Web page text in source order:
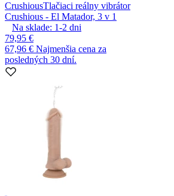
CrushiousTlačiaci reálny vibrátor
Crushious - El Matador, 3 v 1
Na sklade: 1-2 dni
79,95 €
67,96 € Najmenšia cena za
posledných 30 dní.